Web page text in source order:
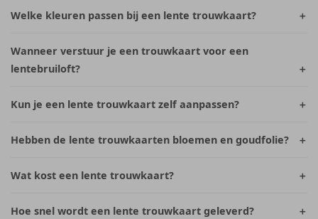
Welke kleuren passen bij een lente trouwkaart?
Wanneer verstuur je een trouwkaart voor een
lentebruiloft?
Kun je een lente trouwkaart zelf aanpassen?
Hebben de lente trouwkaarten bloemen en goudfolie?
Wat kost een lente trouwkaart?
Hoe snel wordt een lente trouwkaart geleverd?